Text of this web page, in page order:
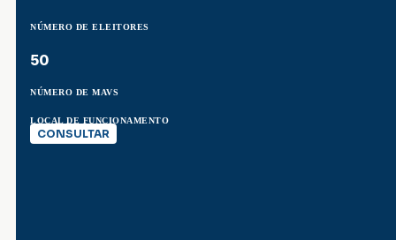
NÚMERO DE ELEITORES
50
NÚMERO DE MAVS
LOCAL DE FUNCIONAMENTO
CONSULTAR